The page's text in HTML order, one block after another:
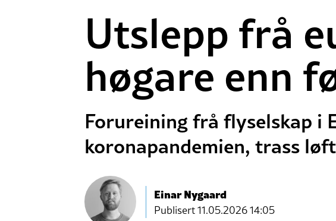
Utslepp frå
høgare enn
Forureining frå flyselskap i
koronapandemien, trass
Einar Nygaard
Publisert11.05.2026 14:05